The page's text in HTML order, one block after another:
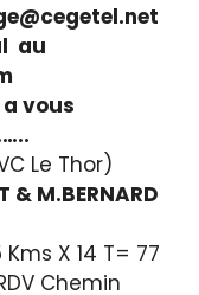
au
vous
Le Thor)
& M.BERNARD
X 14 T= 77
Chemin